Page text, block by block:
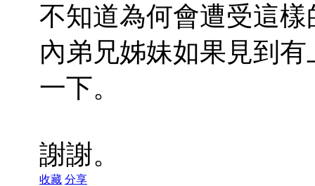
不知道為何會遭受這
內弟兄姊妹如果見到
一下。
謝謝。
收藏 分享